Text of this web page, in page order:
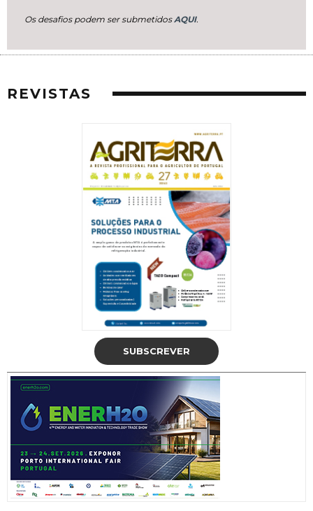
Os desafios podem ser submetidos AQUI.
REVISTAS
SUBSCREVER